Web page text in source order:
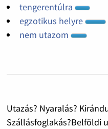
tengerentúlra
egzotikus helyre
nem utazom
Utazás? Nyaralás?
Szállásfoglakás?Belföldi